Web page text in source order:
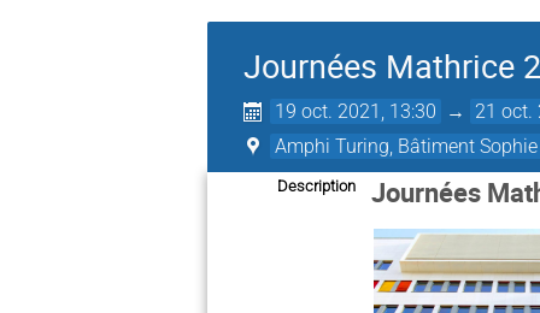
Journées Mathrice
19 oct. 2021, 13:30 →
21 oct.
Amphi Turing, Bâtiment
Description Journées